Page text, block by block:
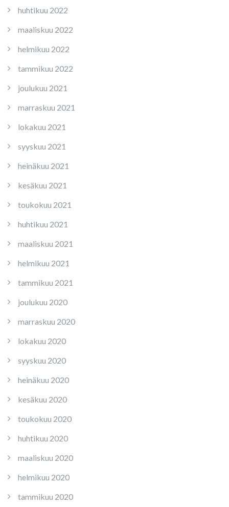
huhtikuu 2022
maaliskuu 2022
helmikuu 2022
tammikuu 2022
joulukuu 2021
marraskuu 2021
lokakuu 2021
syyskuu 2021
heinäkuu 2021
kesäkuu 2021
toukokuu 2021
huhtikuu 2021
maaliskuu 2021
helmikuu 2021
tammikuu 2021
joulukuu 2020
marraskuu 2020
lokakuu 2020
syyskuu 2020
heinäkuu 2020
kesäkuu 2020
toukokuu 2020
huhtikuu 2020
maaliskuu 2020
helmikuu 2020
tammikuu 2020